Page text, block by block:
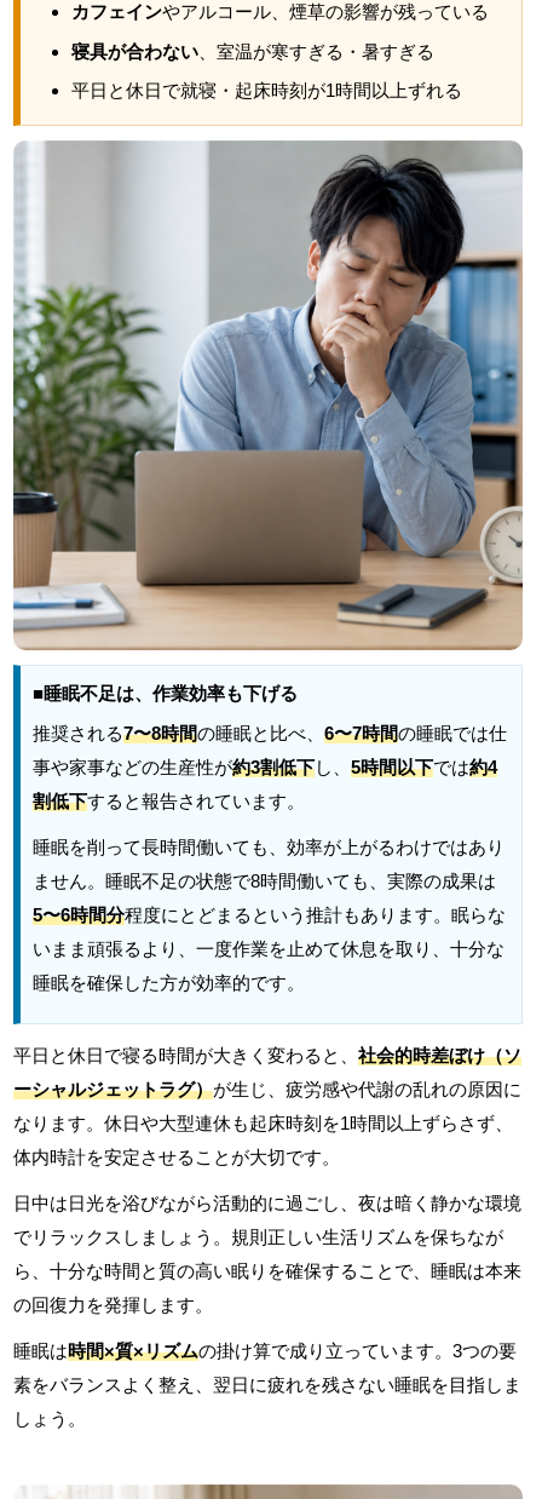
カフェインやアルコール、煙草の影響が残っている
寝具が合わない 、室温が寒すぎる・暑すぎる
平日と休日で就寝・起床時刻が1時間以上ずれる
■睡眠不足は、作業効率も下げる
推奨される7〜8時間の睡眠と比べ、6〜7時間の睡眠では仕
事や家事などの生産性が約3割低下し、5時間以下では約4
割低下すると報告されています。
睡眠を削って長時間働いても、効率が上がるわけではあり
ません。睡眠不足の状態で8時間働いても、実際の成果は
5〜6時間分程度にとどまるという推計もあります。眠らな
いまま頑張るより、一度作業を止めて休息を取り、十分な
睡眠を確保した方が効率的です。
平日と休日で寝る時間が大きく変わると、社会的時差ぼけ（ソ
ーシャルジェットラグ）が生じ、疲労感や代謝の乱れの原因に
なります。休日や大型連休も起床時刻を1時間以上ずらさず、
体内時計を安定させることが大切です。
日中は日光を浴びながら活動的に過ごし、夜は暗く静かな環境
でリラックスしましょう。規則正しい生活リズムを保ちなが
ら、十分な時間と質の高い眠りを確保することで、睡眠は本来
の回復力を発揮します。
睡眠は時間×質×リズムの掛け算で成り立っています。3つの要
素をバランスよく整え、翌日に疲れを残さない睡眠を目指しま
しょう。